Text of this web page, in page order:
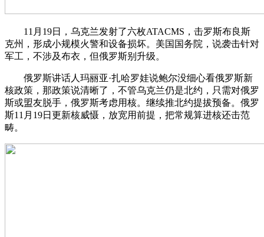
11月19日，乌克兰发射了六枚ATACMS，击罗斯布良斯
克州，形成小规模火警和设备损坏。美国国务院，说袭击针对
军工，不涉及布衣，但俄罗斯别升级。
俄罗斯讲话人玛丽亚·扎哈罗娃说鲍尔没细心看俄罗斯新
核政策，那政策说清晰了，不管乌克兰仍是北约，只需对俄罗
斯或盟友脱手，俄罗斯考虑用核。继续推北约提拔预备。俄罗
斯11月19日更新核威慑，放宽用前提，把常规算进核还击范
畴。